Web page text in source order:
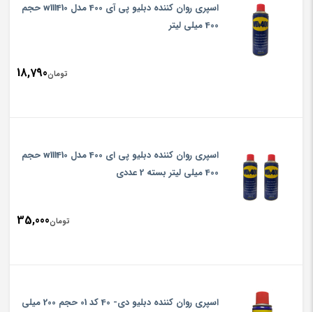
اسپری روان کننده دبلیو پی آی 400 مدل w111410 حجم
400 میلی لیتر
تومان18,790
اسپری روان کننده دبلیو پی ای 400 مدل w111410 حجم
400 میلی لیتر بسته 2 عددی
تومان35,000
اسپری روان کننده دبلیو دی- 40 کد 01 حجم 200 میلی